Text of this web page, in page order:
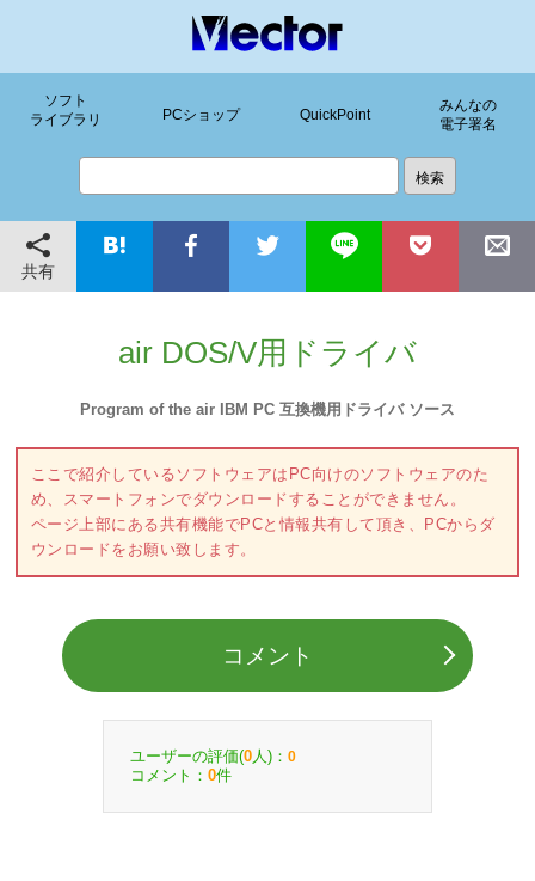
ソフト
ライブラリ
PCショップ QuickPoint
みんなの
電子署名
共有
air DOS/V用ドライバ
Program of the air IBM PC 互換機用ドライバ ソース
ここで紹介しているソフトウェアはPC向けのソフトウェアのた
め、スマートフォンでダウンロードすることができません。
ページ上部にある共有機能でPCと情報共有して頂き、PCからダ
ウンロードをお願い致します。
コメント
ユーザーの評価(0 人)： 0
コメント： 0件